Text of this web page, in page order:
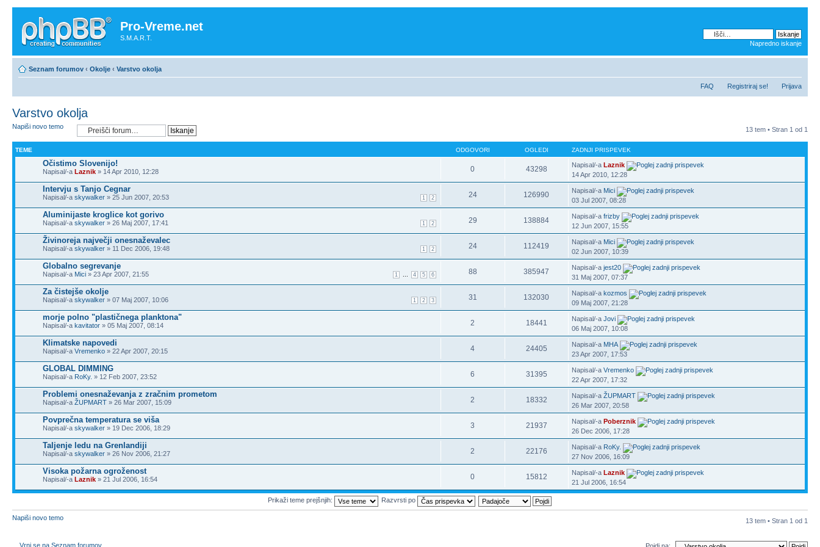
Pro-Vreme.net
S.M.A.R.T.
Napredno iskanje
Seznam forumov ‹ Okolje ‹ Varstvo okolja
FAQ Registriraj se! Prijava
Varstvo okolja
Napiši novo temo 13 tem • Stran 1 od 1
TEME ODGOVORI OGLEDI ZADNJI PRISPEVEK
Očistimo Slovenijo!
Napisal/-a Laznik » 14 Apr 2010, 12:28 0 43298 Napisal/-aLaznik
14 Apr 2010, 12:28
Intervju s Tanjo Cegnar
1 2
Napisal/-a skywalker » 25 Jun 2007, 20:53 24 126990 Napisal/-a Mici
03 Jul 2007, 08:28
Aluminijaste kroglice kot gorivo
1 2
Napisal/-a skywalker » 26 Maj 2007, 17:41 29 138884 Napisal/-afrizby
12 Jun 2007, 15:55
Živinoreja največji onesnaževalec
1 2
Napisal/-a skywalker » 11 Dec 2006, 19:48 24 112419 Napisal/-a Mici
02 Jun 2007, 10:39
Globalno segrevanje
1 4 5 6
Napisal/-a Mici » 23 Apr 2007, 21:55 88 385947 Napisal/-ajest20
31 Maj 2007, 07:37
Za čistejše okolje
1 2 3
Napisal/-a skywalker » 07 Maj 2007, 10:06 31 132030 Napisal/-akozmos
09 Maj 2007, 21:28
morje polno "plastičnega planktona"
Napisal/-a kavitator » 05 Maj 2007, 08:14 2 18441 Napisal/-aJovi
06 Maj 2007, 10:08
Klimatske napovedi
Napisal/-a Vremenko » 22 Apr 2007, 20:15 4 24405 Napisal/-a MHA
23 Apr 2007, 17:53
GLOBAL DIMMING
Napisal/-a RoKy. » 12 Feb 2007, 23:52 6 31395 Napisal/-aVremenko
22 Apr 2007, 17:32
Problemi onesnaževanja z zračnim prometom
Napisal/-a ŽUPMART » 26 Mar 2007, 15:09 2 18332 Napisal/-aŽUPMART
26 Mar 2007, 20:58
Povprečna temperatura se viša
Napisal/-a skywalker » 19 Dec 2006, 18:29 3 21937 Napisal/-aPoberznik
26 Dec 2006, 17:28
Taljenje ledu na Grenlandiji
Napisal/-a skywalker » 26 Nov 2006, 21:27 2 22176 Napisal/-a RoKy.
27 Nov 2006, 16:09
Visoka požarna ogroženost
Napisal/-a Laznik » 21 Jul 2006, 16:54 0 15812 Napisal/-aLaznik
21 Jul 2006, 16:54
Prikaži teme prejšnjih: Razvrsti po
Napiši novo temo 13 tem • Stran 1 od 1
Vrni se na Seznam forumov